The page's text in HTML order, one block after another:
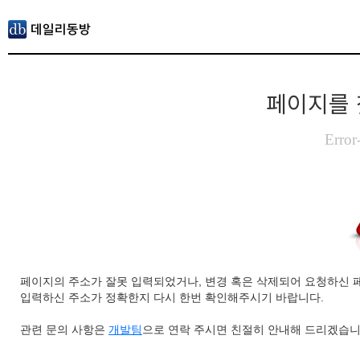
페이지를
페이지의 주소가 잘못 입력되었거나, 변경 혹은 삭제되어 요청하신
입력하신 주소가 정확한지 다시 한번 확인해주시기 바랍니다.
관련 문의 사항은 개발팀 으로 연락 주시면 친절히 안내해 드리겠습